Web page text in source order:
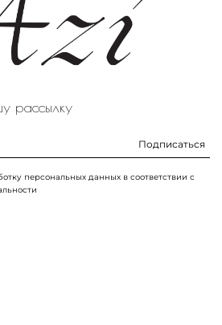
78
61,5 61,5
66 66
рассылку
Подписаться
персональных данных в соответствии с